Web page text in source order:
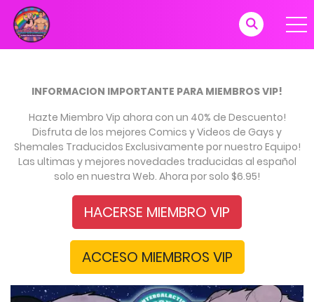
INFORMACION IMPORTANTE PARA MIEMBROS VIP!
Hazte Miembro Vip ahora con un 40% de Descuento!
Disfruta de los mejores Comics y Videos de Gays y
Shemales Traducidos Exclusivamente por nuestro Equipo!
Las ultimas y mejores novedades traducidas al español
solo en nuestra Web. Ahora por solo $6.95!
HACERSE MIEMBRO VIP
ACCESO MIEMBROS VIP